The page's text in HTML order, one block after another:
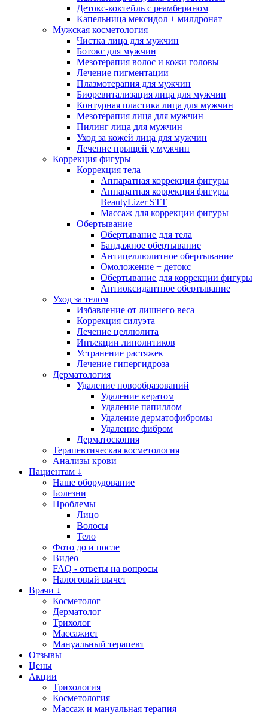
Детокс-коктейль с реамберином
Капельница мексидол + милдронат
Мужская косметология
Чистка лица для мужчин
Ботокс для мужчин
Мезотерапия волос и кожи головы
Лечение пигментации
Плазмотерапия для мужчин
Биоревитализация лица для мужчин
Контурная пластика лица для мужчин
Мезотерапия лица для мужчин
Пилинг лица для мужчин
Уход за кожей лица для мужчин
Лечение прыщей у мужчин
Коррекция фигуры
Коррекция тела
Аппаратная коррекция фигуры
Аппаратная коррекция фигуры
BeautyLizer STT
Массаж для коррекции фигуры
Обертывание
Обертывание для тела
Бандажное обертывание
Антицеллюлитное обертывание
Омоложение + детокс
Обертывание для коррекции фигуры
Антиоксидантное обертывание
Уход за телом
Избавление от лишнего веса
Коррекция силуэта
Лечение целлюлита
Инъекции липолитиков
Устранение растяжек
Лечение гипергидроза
Дерматология
Удаление новообразований
Удаление кератом
Удаление папиллом
Удаление дерматофибромы
Удаление фибром
Дерматоскопия
Терапевтическая косметология
Анализы крови
Пациентам ↓
Наше оборудование
Болезни
Проблемы
Лицо
Волосы
Тело
Фото до и после
Видео
FAQ - ответы на вопросы
Налоговый вычет
Врачи ↓
Косметолог
Дерматолог
Трихолог
Массажист
Мануальный терапевт
Отзывы
Цены
Акции
Трихология
Косметология
Массаж и мануальная терапия